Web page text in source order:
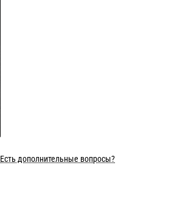
Есть дополнительные вопросы?